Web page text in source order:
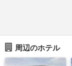
周辺のホテル